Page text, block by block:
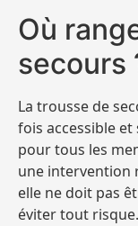
Où
secours
La trousse de
fois accessible et
pour tous les
une intervention
elle ne doit pas
éviter tout risque.